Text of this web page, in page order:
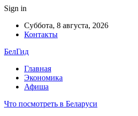
Sign in
Суббота, 8 августа, 2026
Контакты
БелГид
Главная
Экономика
Афиша
Что посмотреть в Беларуси